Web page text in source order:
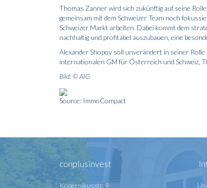
Thomas Zanner wird sich zukünftig auf seine
gemeinsam mit dem Schweizer Team noch
Schweizer Markt arbeiten. Dabei kommt dem
nachhaltig und profitabel auszubauen, eine
Alexander Shopov soll unverändert in seiner
internationalen GM für Österreich und Schweiz,
Bild: © AIG
Source: ImmoCompact
conplusinvest
Kopernikusstr. 9